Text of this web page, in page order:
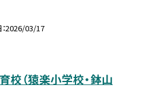
2026/03/17
校（猿楽小学校・鉢山